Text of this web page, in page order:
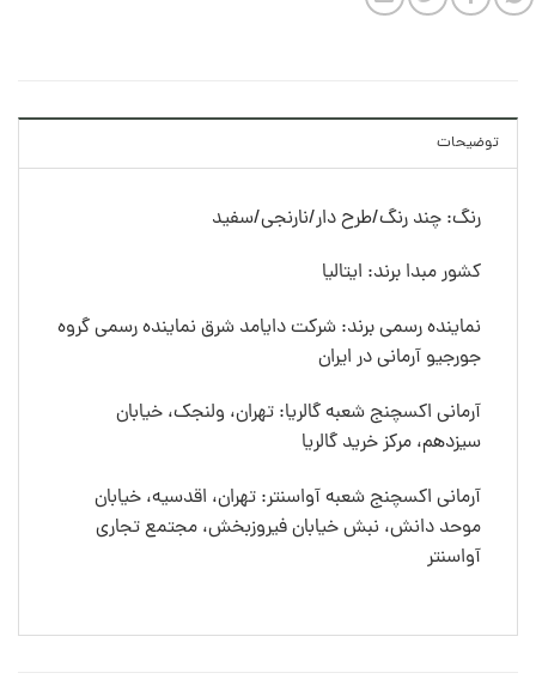
توضیحات
رنگ: چند رنگ/طرح دار/نارنجی/سفید
کشور مبدا برند: ایتالیا
نماینده رسمی برند: شرکت دایامد شرق نماینده رسمی گروه
جورجیو آرمانی در ایران
آرمانی اکسچنج شعبه گالریا: تهران، ولنجک، خیابان
سیزدهم، مرکز خرید گالریا
آرمانی اکسچنج شعبه آواسنتر: تهران، اقدسیه، خیابان
موحد دانش، نبش خیابان فیروزبخش، مجتمع تجاری
آواسنتر